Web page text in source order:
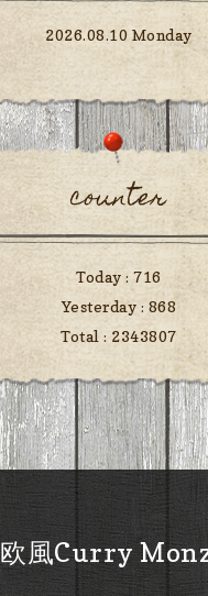
2026.08.10 Monday
counter
Today :716
Yesterday : 868
Total : 2343807
欧風Curry